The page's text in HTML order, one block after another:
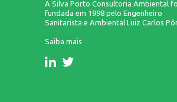
A Silva Porto Consultoria Ambiental
fundada em 1998 pelo Engenheiro
Sanitarista e Ambiental Luiz Carlos
Saiba mais